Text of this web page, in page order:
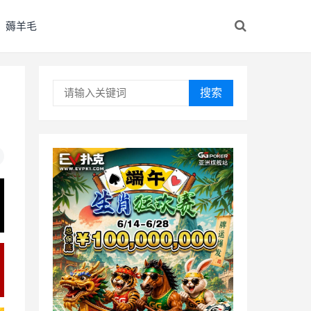
薅羊毛
搜索